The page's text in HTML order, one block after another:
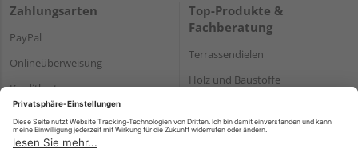
Zahlungsarten
PayPal
Onlineüberweisung
Kreditkarte
*Bonität vorausgesetzt
Top-Produkte &
Fachberatung
Terrassendielen
Holz und Baustoffe